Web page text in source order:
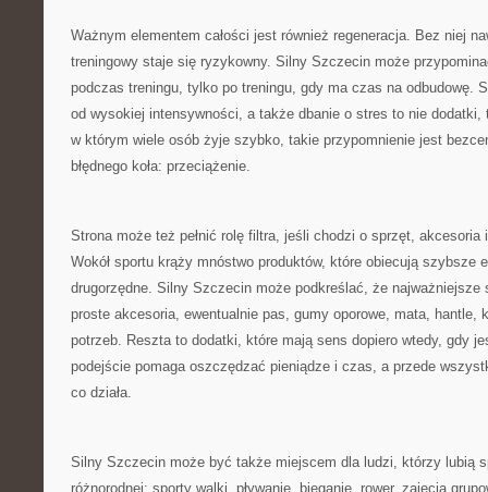
Ważnym elementem całości jest również regeneracja. Bez niej
treningowy staje się ryzykowny. Silny Szczecin może
podczas treningu, tylko po treningu, gdy ma czas na odbudowę.
od wysokiej intensywności, a także dbanie o stres to nie
w którym wiele osób żyje szybko, takie przypomnienie jest
błędnego koła: przeciążenie.
Strona może też pełnić rolę filtra, jeśli chodzi o sprzęt, akcesoria i
Wokół sportu krąży mnóstwo produktów, które obiecują szybsze
drugorzędne. Silny Szczecin może podkreślać, że najważniejsze
proste akcesoria, ewentualnie pas, gumy oporowe, mata, hantle,
potrzeb. Reszta to dodatki, które mają sens dopiero wtedy, gdy
podejście pomaga oszczędzać pieniądze i czas, a przede
co działa.
Silny Szczecin może być także miejscem dla ludzi, którzy lubią
różnorodnej: sporty walki, pływanie, bieganie, rower, zajęcia